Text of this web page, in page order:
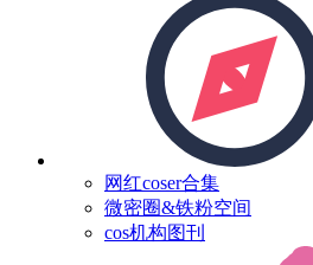
网红coser合集
微密圈&铁粉空间
cos机构图刊